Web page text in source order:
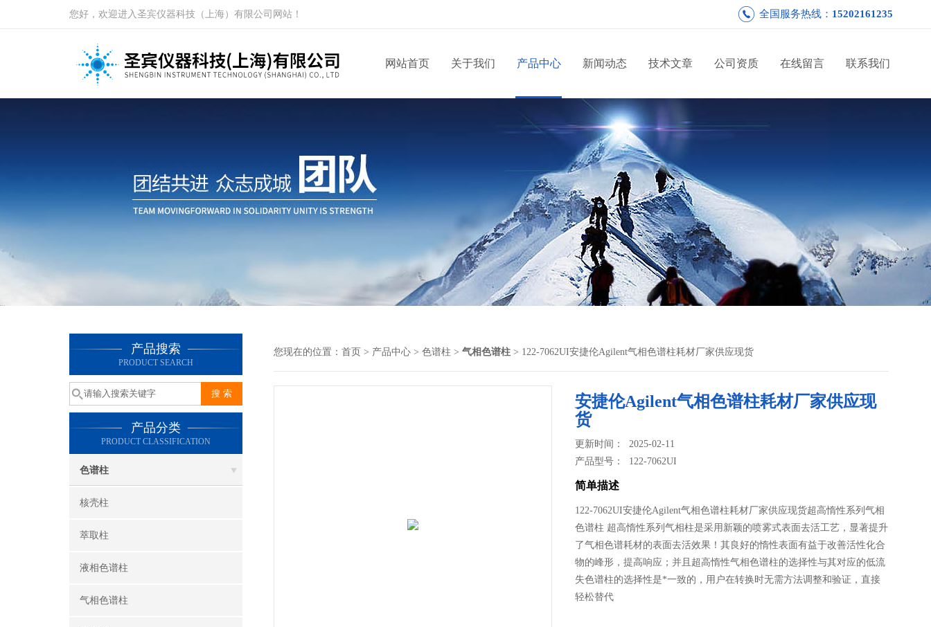
您好，欢迎进入圣宾仪器科技（上海）有限公司网站！ 全国服务热线： 15202161235
网站首页 关于我们 产品中心 新闻动态 技术文章 公司资质 在线留言 联系我们
产品搜索
PRODUCT SEARCH
产品分类
PRODUCT CLASSIFICATION
色谱柱
核壳柱
萃取柱
液相色谱柱
气相色谱柱
您现在的位置： 首页 > 产品中心 > 色谱柱 > 气相色谱柱 > 122-7062UI安捷伦Agilent气相色谱柱耗材厂家供应现货
安捷伦Agilent气相色谱柱耗材厂家供应现
货
更新时间： 2025-02-11
产品型号： 122-7062UI
简单描述
122-7062UI安捷伦Agilent气相色谱柱耗材厂家供应现货超高惰性系列气相
色谱柱 超高惰性系列气相柱是采用新颖的喷雾式表面去活工艺，显著提升
了气相色谱耗材的表面去活效果！其良好的惰性表面有益于改善活性化合
物的峰形，提高响应；并且超高惰性气相色谱柱的选择性与其对应的低流
失色谱柱的选择性是*一致的，用户在转换时无需方法调整和验证，直接
轻松替代